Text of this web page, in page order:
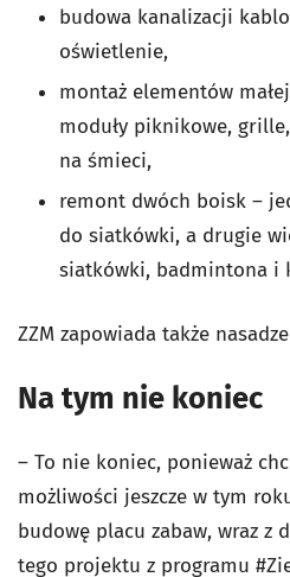
budowa kanalizacji
oświetlenie,
montaż elementów
moduły piknikowe,
na śmieci,
remont dwóch boisk –
do siatkówki, a drugie
siatkówki, badmintona i
ZZM zapowiada także
Na tym nie koniec
– To nie koniec, ponieważ
możliwości jeszcze w tym
budowę placu zabaw, wraz z
tego projektu z programu